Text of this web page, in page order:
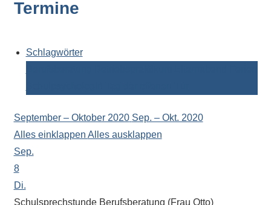
Kontaktdaten,
Zusammensetzung
oder
zur
Ausstattung
der
wir
Termine
Schlagwörter
September – Oktober 2020 Sep. – Okt. 2020
Alles einklappen Alles ausklappen
Sep.
8
Di.
Schulsprechstunde Berufsberatung (Frau Otto)